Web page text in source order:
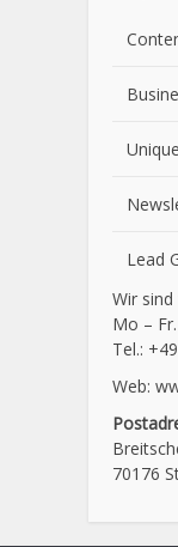
Lead
Wir sind
Mo –
Tel.:
Web:
70176